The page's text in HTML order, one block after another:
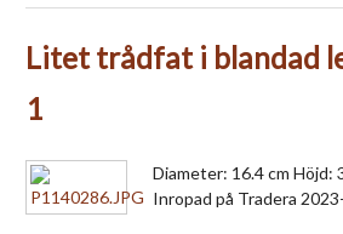
Litet trådfat i blandad
1
Diameter: 16.4 cm Höjd:
Inropad på Tradera